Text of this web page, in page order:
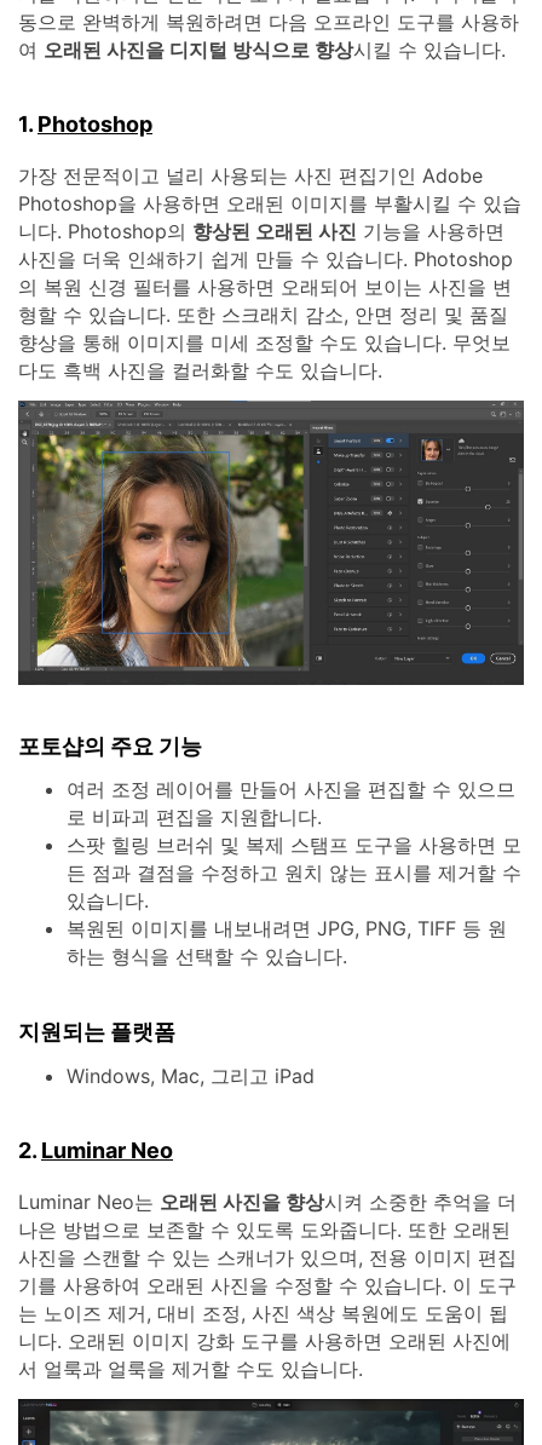
동으로 완벽하게 복원하려면 다음 오프라인 도구를 사용하
여 오래된 사진을 디지털 방식으로 향상시킬 수 있습니다.
1. Photoshop
가장 전문적이고 널리 사용되는 사진 편집기인 Adobe
Photoshop을 사용하면 오래된 이미지를 부활시킬 수 있습
니다. Photoshop의 향상된 오래된 사진 기능을 사용하면
사진을 더욱 인쇄하기 쉽게 만들 수 있습니다. Photoshop
의 복원 신경 필터를 사용하면 오래되어 보이는 사진을 변
형할 수 있습니다. 또한 스크래치 감소, 안면 정리 및 품질
향상을 통해 이미지를 미세 조정할 수도 있습니다. 무엇보
다도 흑백 사진을 컬러화할 수도 있습니다.
포토샵의 주요 기능
여러 조정 레이어를 만들어 사진을 편집할 수 있으므
로 비파괴 편집을 지원합니다.
스팟 힐링 브러쉬 및 복제 스탬프 도구을 사용하면 모
든 점과 결점을 수정하고 원치 않는 표시를 제거할 수
있습니다.
복원된 이미지를 내보내려면 JPG, PNG, TIFF 등 원
하는 형식을 선택할 수 있습니다.
지원되는 플랫폼
Windows, Mac, 그리고 iPad
2. Luminar Neo
Luminar Neo는 오래된 사진을 향상시켜 소중한 추억을 더
나은 방법으로 보존할 수 있도록 도와줍니다. 또한 오래된
사진을 스캔할 수 있는 스캐너가 있으며, 전용 이미지 편집
기를 사용하여 오래된 사진을 수정할 수 있습니다. 이 도구
는 노이즈 제거, 대비 조정, 사진 색상 복원에도 도움이 됩
니다. 오래된 이미지 강화 도구를 사용하면 오래된 사진에
서 얼룩과 얼룩을 제거할 수도 있습니다.